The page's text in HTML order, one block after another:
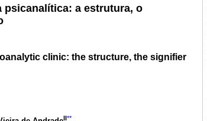
psicanalítica: a estrutura, o
clinic: the structure, the signifier
II**